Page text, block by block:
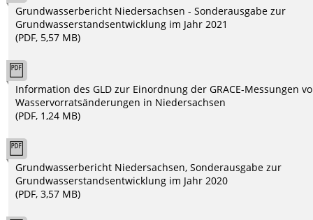
Grundwasserbericht Niedersachsen - Sonderausgabe zur
Grundwasserstandsentwicklung im Jahr 2021
(PDF, 5,57 MB)
Information des GLD zur Einordnung der GRACE-Messungen
Wasservorratsänderungen in Niedersachsen
(PDF, 1,24 MB)
Grundwasserbericht Niedersachsen, Sonderausgabe zur
Grundwasserstandsentwicklung im Jahr 2020
(PDF, 3,57 MB)